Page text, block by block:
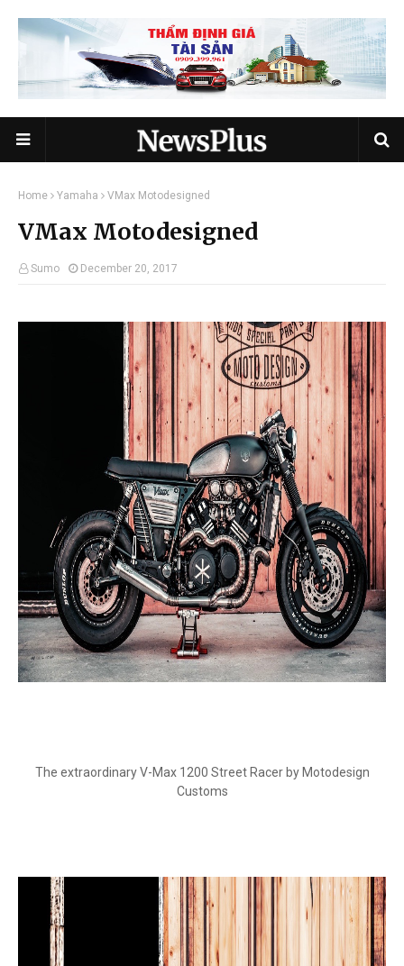
Home Yamaha VMax Motodesigned
VMax Motodesigned
Sumo December 20, 2017
The extraordinary V-Max 1200 Street Racer by Motodesign
Customs